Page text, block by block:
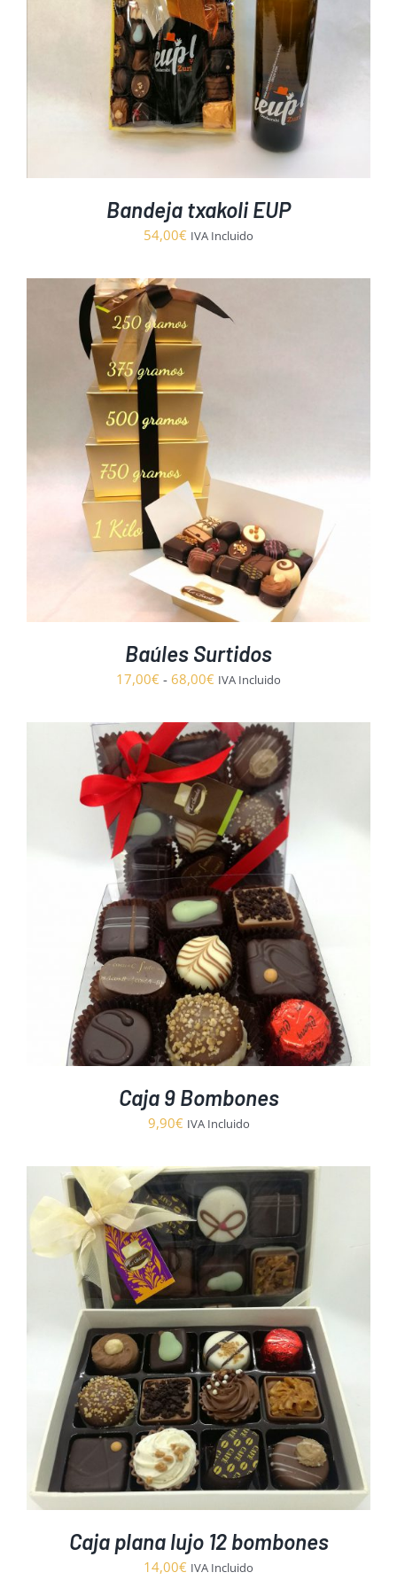
Bandeja txakoli EUP
54,00€ IVA Incluido
Baúles Surtidos
17,00€ - 68,00€ Rango
precios:
desde
17,00€
hasta
68,00€
IVA Incluido
Caja 9 Bombones
9,90€ IVA Incluido
Caja plana lujo 12 bombones
14,00€ IVA Incluido